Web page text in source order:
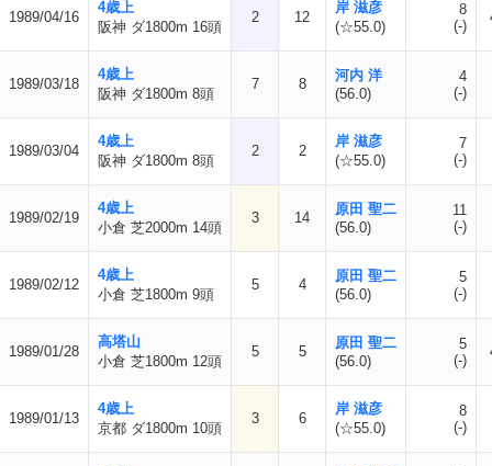
1989/04/16
4歳上
阪神 ダ1800m 16頭
2 12
岸 滋彦
(☆55.0)
8
(-)
1989/03/18
4歳上
阪神 ダ1800m 8頭
7 8
河内 洋
(56.0)
4
(-)
1989/03/04
4歳上
阪神 ダ1800m 8頭
2 2
岸 滋彦
(☆55.0)
7
(-)
1989/02/19
4歳上
小倉 芝2000m 14頭
3 14
原田 聖二
(56.0)
11
(-)
1989/02/12
4歳上
小倉 芝1800m 9頭
5 4
原田 聖二
(56.0)
5
(-)
1989/01/28
高塔山
小倉 芝1800m 12頭
5 5
原田 聖二
(56.0)
5
(-)
1989/01/13
4歳上
京都 ダ1800m 10頭
3 6
岸 滋彦
(☆55.0)
8
(-)